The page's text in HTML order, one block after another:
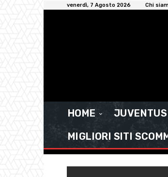
venerdì, 7 Agosto 2026 Chi
HOME JUVENTUS
MIGLIORI SITI